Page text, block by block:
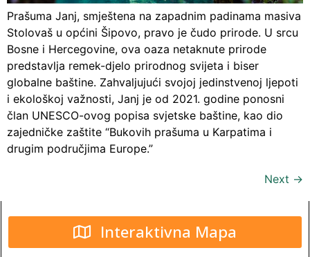
Prašuma Janj, smještena na zapadnim padinama masiva
Stolovaš u općini Šipovo, pravo je čudo prirode. U srcu
Bosne i Hercegovine, ova oaza netaknute prirode
predstavlja remek-djelo prirodnog svijeta i biser
globalne baštine. Zahvaljujući svojoj jedinstvenoj ljepoti
i ekološkoj važnosti, Janj je od 2021. godine ponosni
član UNESCO-ovog popisa svjetske baštine, kao dio
zajedničke zaštite “Bukovih prašuma u Karpatima i
drugim područjima Europe.”
Next →
Interaktivna Mapa